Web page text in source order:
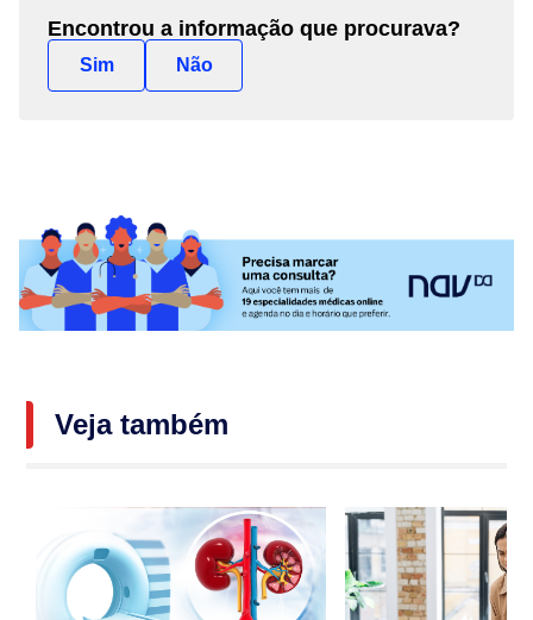
Encontrou a informação que procurava?
Sim Não
Veja também